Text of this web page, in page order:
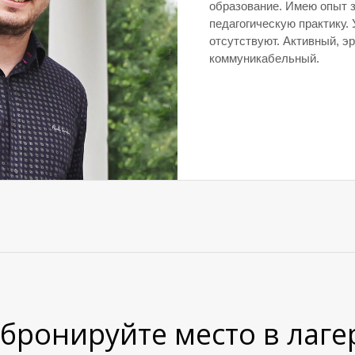
образование. Имею опыт
педагогическую
отсутствуют. Активный,
коммуникабельный.
место в